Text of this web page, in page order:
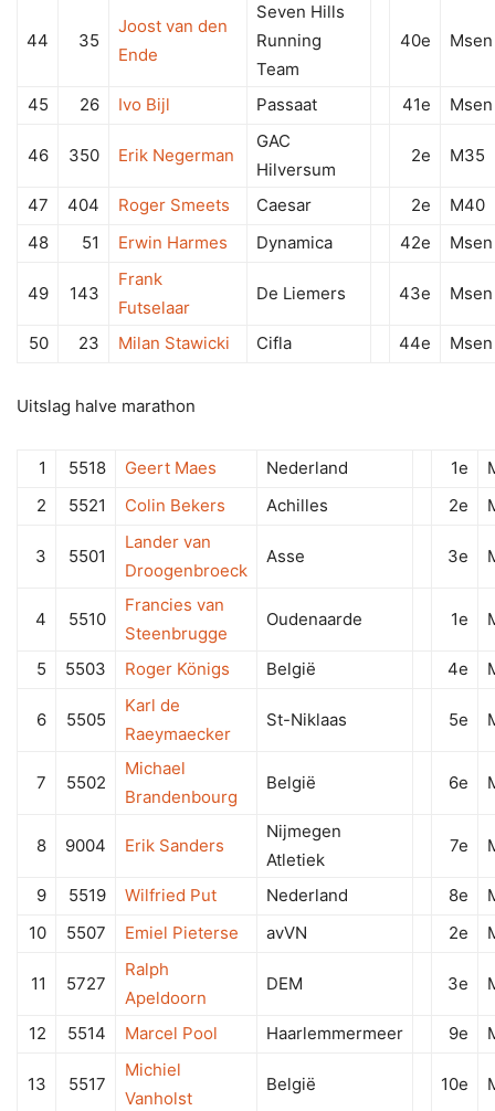
44 35
Joost van den
Ende
Seven Hills
Running
Team
40e Msen
45 26 Ivo Bijl Passaat 41e Msen
46 350 Erik Negerman
GAC
Hilversum
2e M35
47 404 Roger Smeets Caesar 2e
M40
48
51 Erwin Harmes Dynamica 42e Msen
49 143
Frank
Futselaar
De Liemers 43e Msen
50 23 Milan Stawicki Cifla 44e Msen
Uitslag halve marathon
1 5518 Geert Maes Nederland 1e
2
5521 Colin Bekers Achilles 2e
3 5501
Lander van
Droogenbroeck
Asse 3e
4 5510
Francies van
Steenbrugge
Oudenaarde 1e
5 5503 Roger Königs België 4e
6 5505
Karl de
Raeymaecker
St-Niklaas 5e
7 5502
Michael
Brandenbourg
België 6e
8 9004 Erik Sanders
Nijmegen
Atletiek
7e
9 5519 Wilfried Put Nederland 8e
10
5507 Emiel Pieterse avVN 2e
11 5727
Ralph
Apeldoorn
DEM 3e
12 5514 Marcel Pool Haarlemmermeer 9e
13 5517
Michiel
Vanholst
België 10e